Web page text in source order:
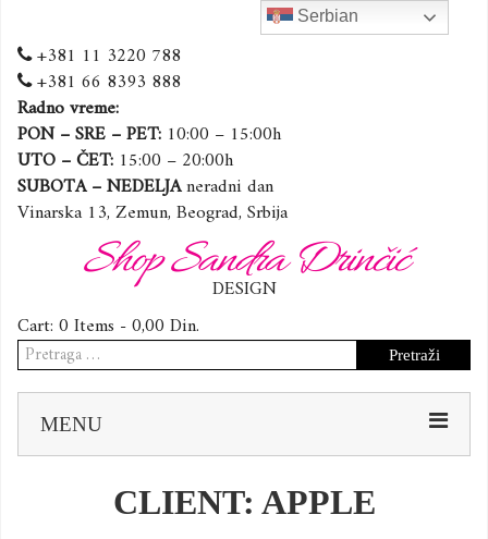
+381 11 3220 788
+381 66 8393 888
Radno vreme:
PON – SRE – PET: 10:00 – 15:00h
UTO – ČET: 15:00 – 20:00h
SUBOTA – NEDELJAneradni dan
Vinarska 13, Zemun, Beograd, Srbija
Shop Sandra Drinčić
DESIGN
Cart: 0 Items -0,00 Din.
Pretraga
za:
MENU
CLIENT: APPLE
Serbian